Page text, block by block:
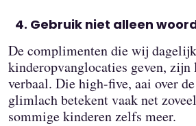
Gebruik niet alleen
De complimenten die wij
kinderopvanglocaties geven,
verbaal. Die high-five, aai over
glimlach betekent vaak net
sommige kinderen zelfs meer.